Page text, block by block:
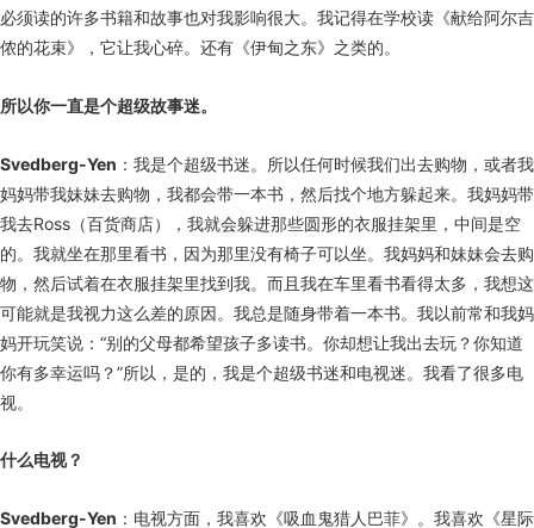
必须读的许多书籍和故事也对我影响很大。我记得在学校读《献给阿尔吉
侬的花束》，它让我心碎。还有《伊甸之东》之类的。
所以你一直是个超级故事迷。
Svedberg-Yen ：我是个超级书迷。所以任何时候我们出去购物，或者我
妈妈带我妹妹去购物，我都会带一本书，然后找个地方躲起来。我妈妈带
我去Ross（百货商店），我就会躲进那些圆形的衣服挂架里，中间是空
的。我就坐在那里看书，因为那里没有椅子可以坐。我妈妈和妹妹会去购
物，然后试着在衣服挂架里找到我。而且我在车里看书看得太多，我想这
可能就是我视力这么差的原因。我总是随身带着一本书。我以前常和我妈
妈开玩笑说：“别的父母都希望孩子多读书。你却想让我出去玩？你知道
你有多幸运吗？”所以，是的，我是个超级书迷和电视迷。我看了很多电
视。
什么电视？
Svedberg-Yen ：电视方面，我喜欢《吸血鬼猎人巴菲》。我喜欢《星际